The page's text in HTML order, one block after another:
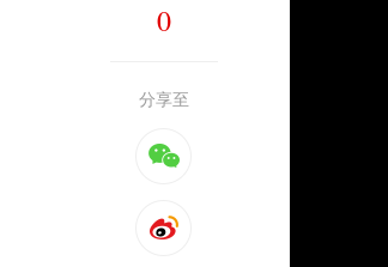
0
分享至